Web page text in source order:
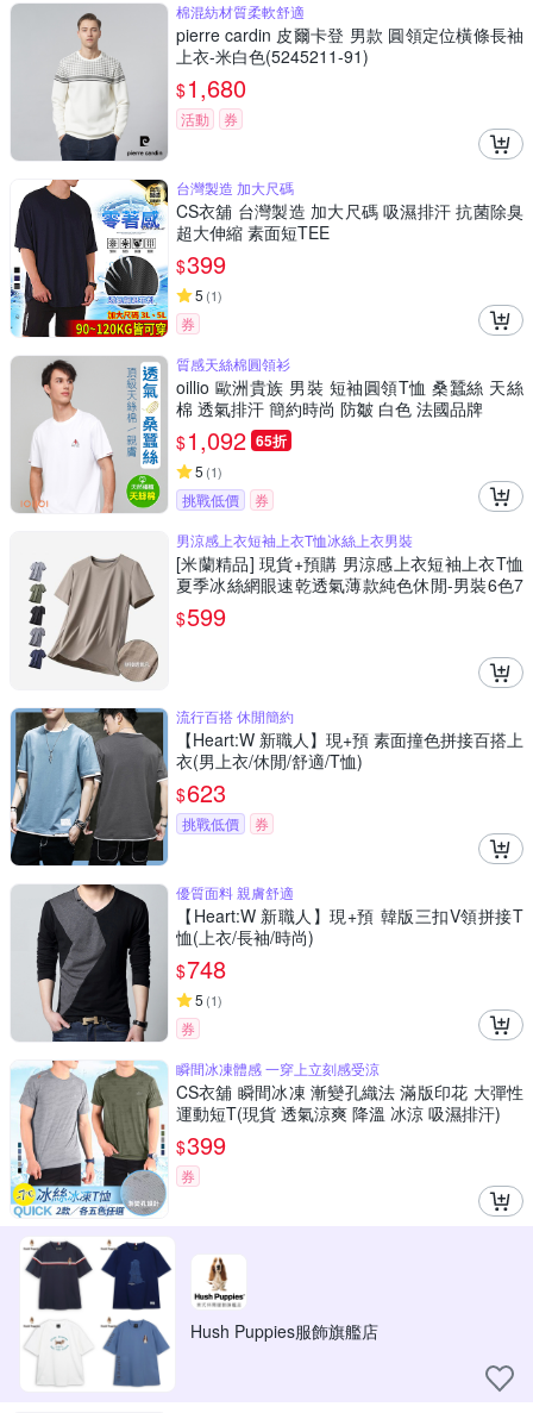
棉混紡材質柔軟舒適
pierre cardin 皮爾卡登 男款 圓領定位橫條長袖
上衣-米白色(5245211-91)
$1,680
活動 券
台灣製造 加大尺碼
CS衣舖 台灣製造 加大尺碼 吸濕排汗 抗菌除臭
超大伸縮 素面短TEE
$399
5 (1)
券
質感天絲棉圓領衫
oillio 歐洲貴族 男裝 短袖圓領T恤 桑蠶絲 天絲
棉 透氣排汗 簡約時尚 防皺 白色 法國品牌
$1,092 65折
5 (1)
挑戰低價
券
男涼感上衣短袖上衣T恤冰絲上衣男裝
[米蘭精品] 現貨+預購 男涼感上衣短袖上衣T恤
夏季冰絲網眼速乾透氣薄款純色休閒-男裝6色7
4lg4
$599
流行百搭 休閒簡約
【Heart:W 新職人】現+預 素面撞色拼接百搭上
衣(男上衣/休閒/舒適/T恤)
$623
挑戰低價 券
優質面料 親膚舒適
【Heart:W 新職人】現+預 韓版三扣V領拼接T
恤(上衣/長袖/時尚)
$748
5 (1)
券
瞬間冰凍體感 一穿上立刻感受涼
CS衣舖 瞬間冰凍 漸變孔織法 滿版印花 大彈性
運動短T(現貨 透氣涼爽 降溫 冰涼 吸濕排汗)
$399
券
Hush Puppies服飾旗艦店